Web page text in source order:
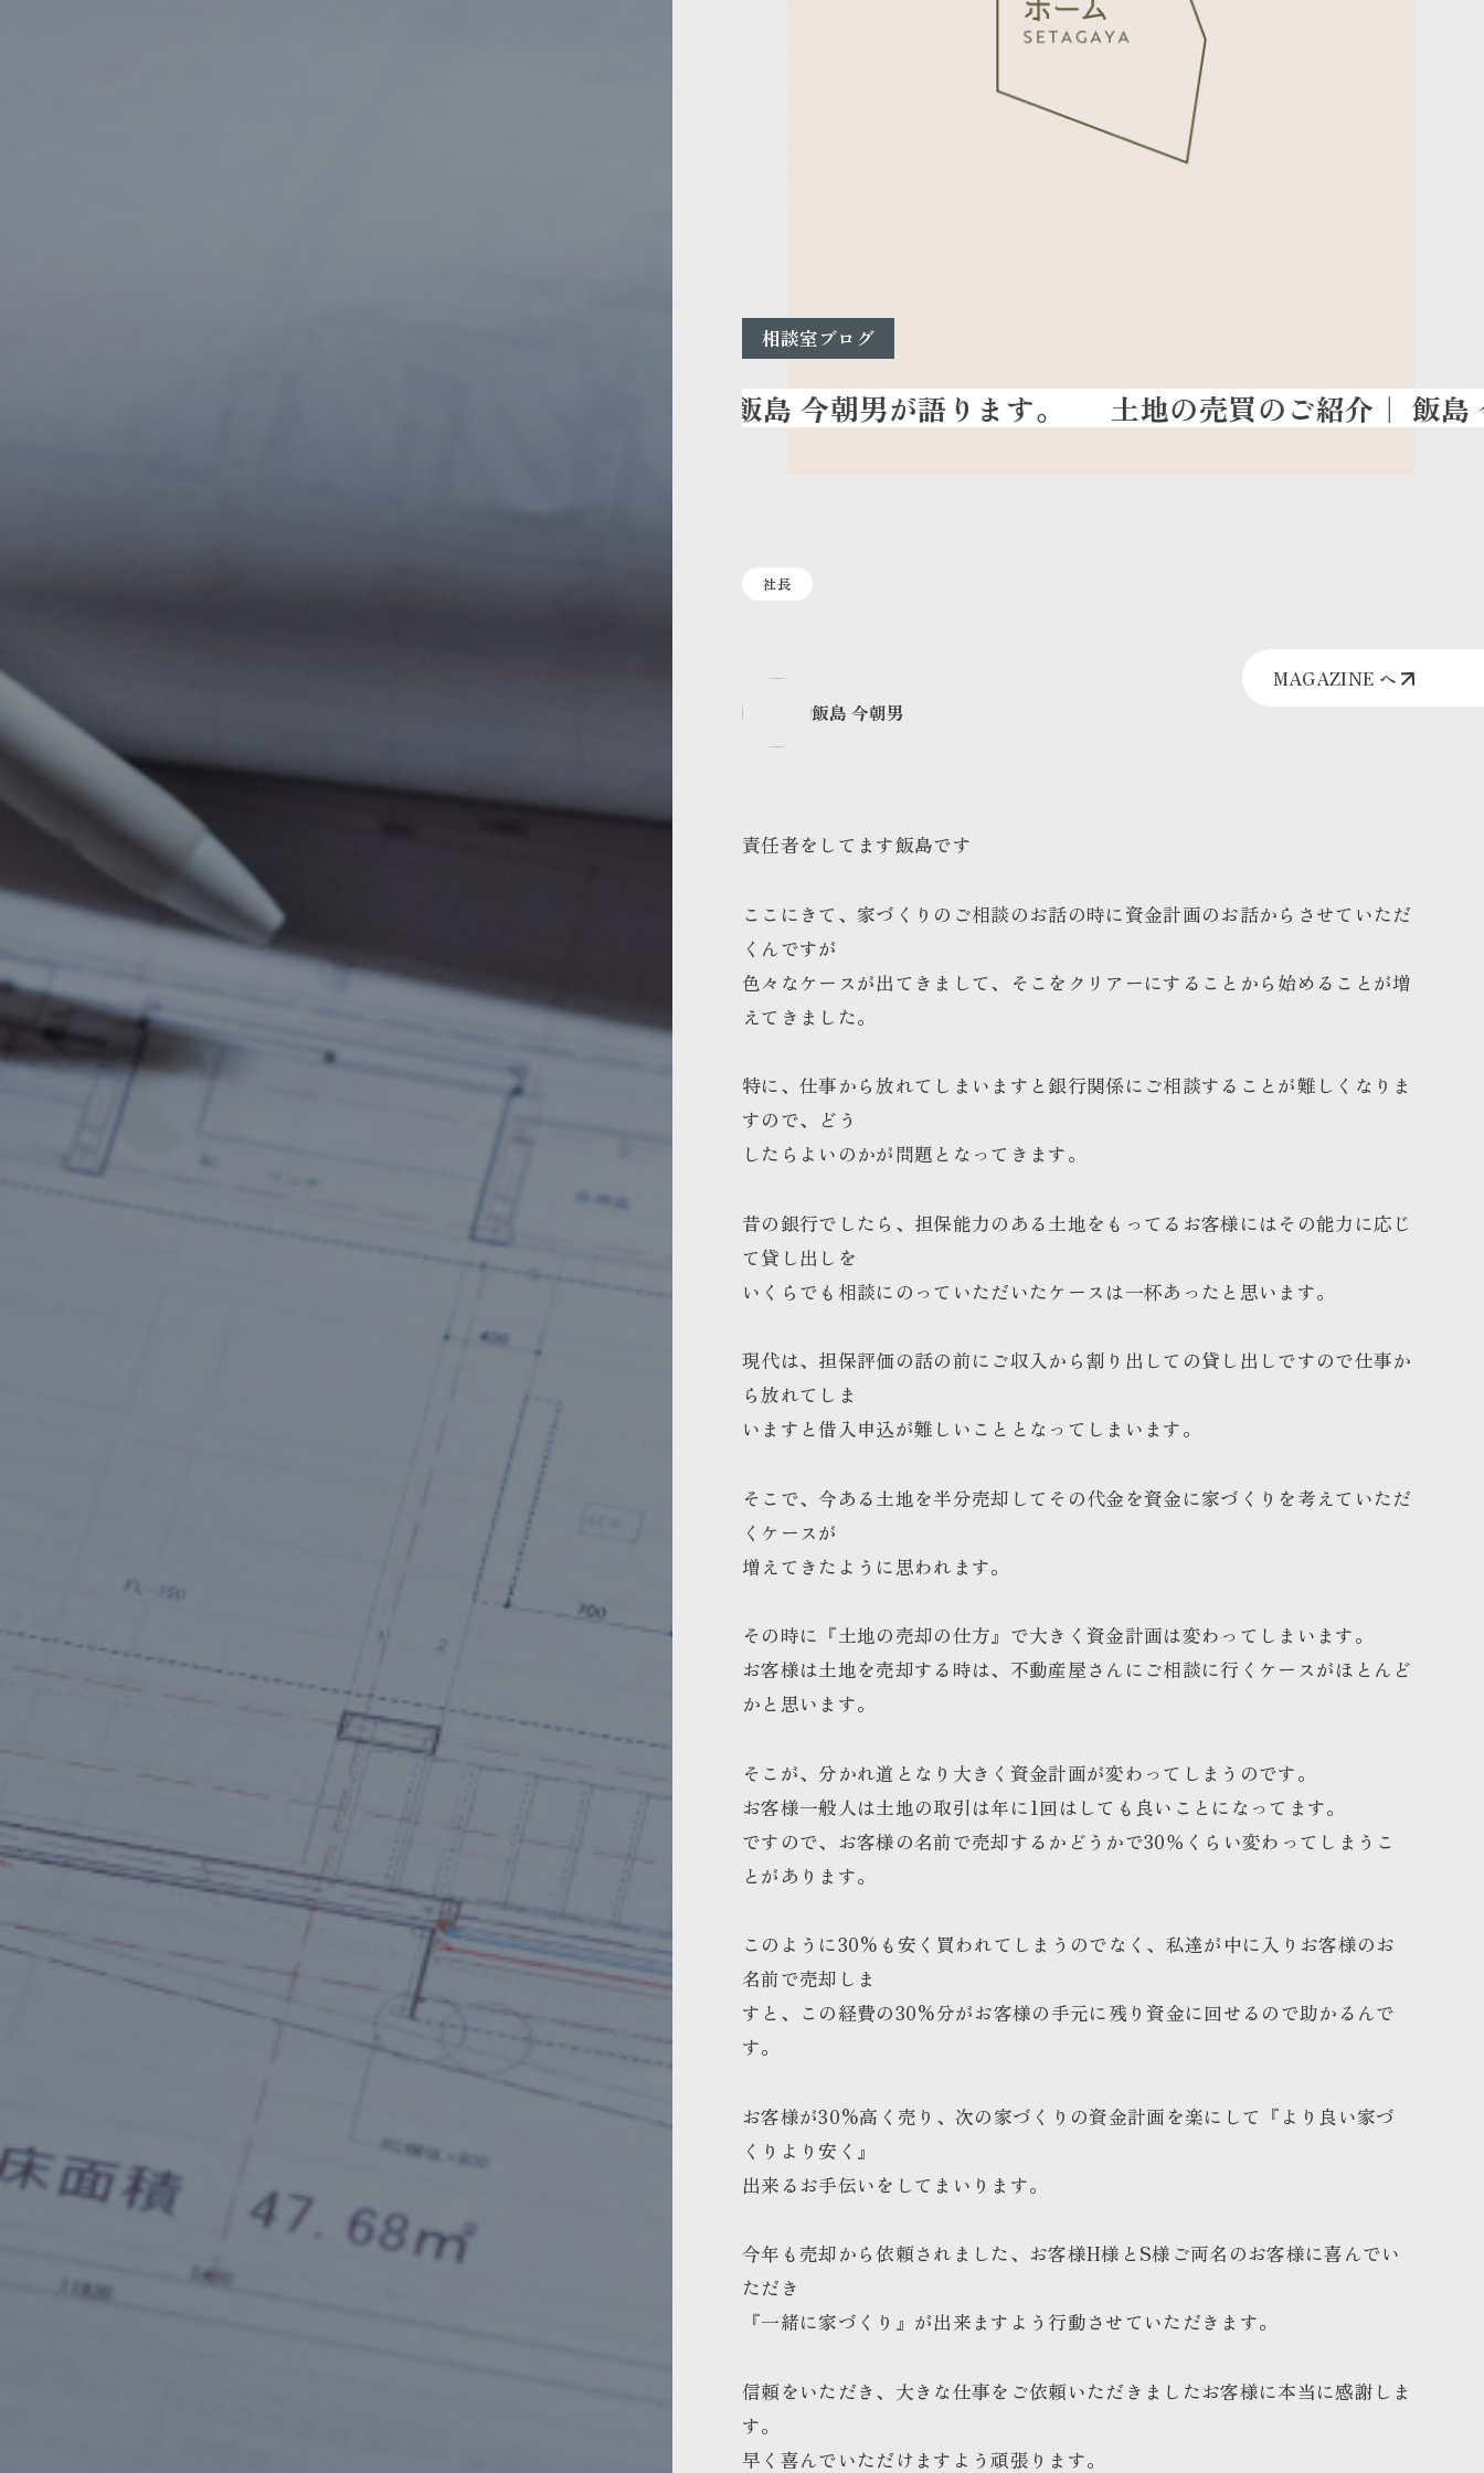
相談室ブログ
土地の売買のご紹介｜ 飯島 今朝
社長
MAGAZINE へ
飯島 今朝男
責任者をしてます飯島です
ここにきて、家づくりのご相談のお話の時に資金計画のお話からさせていただ
くんですが
色々なケースが出てきまして、そこをクリアーにすることから始めることが増
えてきました。
特に、仕事から放れてしまいますと銀行関係にご相談することが難しくなりま
すので、どう
したらよいのかが問題となってきます。
昔の銀行でしたら、担保能力のある土地をもってるお客様にはその能力に応じ
て貸し出しを
いくらでも相談にのっていただいたケースは一杯あったと思います。
現代は、担保評価の話の前にご収入から割り出しての貸し出しですので仕事か
ら放れてしま
いますと借入申込が難しいこととなってしまいます。
そこで、今ある土地を半分売却してその代金を資金に家づくりを考えていただ
くケースが
増えてきたように思われます。
その時に『土地の売却の仕方』で大きく資金計画は変わってしまいます。
お客様は土地を売却する時は、不動産屋さんにご相談に行くケースがほとんど
かと思います。
そこが、分かれ道となり大きく資金計画が変わってしまうのです。
お客様一般人は土地の取引は年に1回はしても良いことになってます。
ですので、お客様の名前で売却するかどうかで30％くらい変わってしまうこ
とがあります。
このように30%も安く買われてしまうのでなく、私達が中に入りお客様のお
名前で売却しま
すと、この経費の30%分がお客様の手元に残り資金に回せるので助かるんで
す。
お客様が30%高く売り、次の家づくりの資金計画を楽にして『より良い家づ
くりより安く』
出来るお手伝いをしてまいります。
今年も売却から依頼されました、お客様H様とS様ご両名のお客様に喜んでい
ただき
『一緒に家づくり』が出来ますよう行動させていただきます。
信頼をいただき、大きな仕事をご依頼いただきましたお客様に本当に感謝しま
す。
早く喜んでいただけますよう頑張ります。